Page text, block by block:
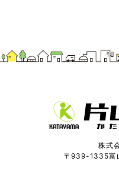
株式
〒939-1335富